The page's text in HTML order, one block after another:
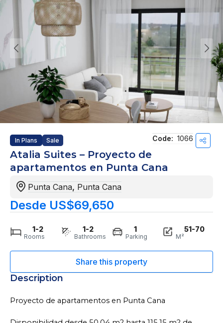
In Plans Sale Code: 1066
Atalia Suites – Proyecto de
apartamentos en Punta Cana
Punta Cana, Punta Cana
Desde US$69,650
1-2
Rooms
1-2
Bathrooms
1
Parking
51-70
M²
Description
Proyecto de apartamentos en Punta Cana